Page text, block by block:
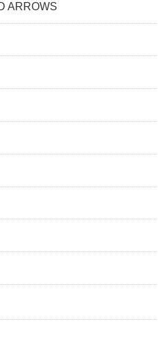
ARROWS